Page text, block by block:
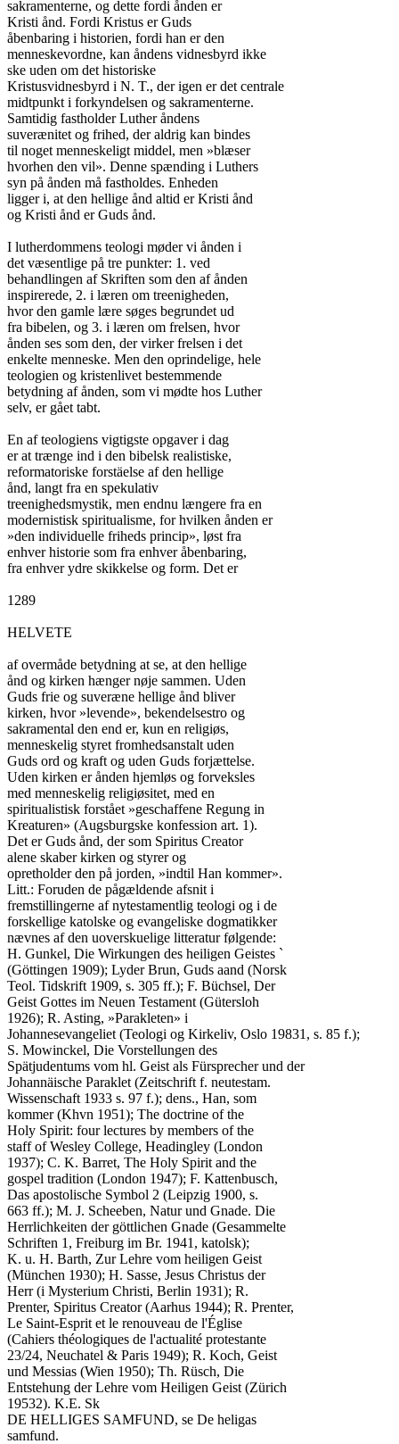
sakramenterne, og dette fordi ånden er
Kristi ånd. Fordi Kristus er Guds
åbenbaring i historien, fordi han er den
menneskevordne, kan åndens vidnesbyrd ikke
ske uden om det historiske
Kristusvidnesbyrd i N. T., der igen er det centrale
midtpunkt i forkyndelsen og sakramenterne.
Samtidig fastholder Luther åndens
suverænitet og frihed, der aldrig kan bindes
til noget menneskeligt middel, men »blæser
hvorhen den vil». Denne spænding i Luthers
syn på ånden må fastholdes. Enheden
ligger i, at den hellige ånd altid er Kristi ånd
og Kristi ånd er Guds ånd.
I lutherdommens teologi møder vi ånden i
det væsentlige på tre punkter: 1. ved
behandlingen af Skriften som den af ånden
inspirerede, 2. i læren om treenigheden,
hvor den gamle lære søges begrundet ud
fra bibelen, og 3. i læren om frelsen, hvor
ånden ses som den, der virker frelsen i det
enkelte menneske. Men den oprindelige, hele
teologien og kristenlivet bestemmende
betydning af ånden, som vi mødte hos Luther
selv, er gået tabt.
En af teologiens vigtigste opgaver i dag
er at trænge ind i den bibelsk realistiske,
reformatoriske forstäelse af den hellige
ånd, langt fra en spekulativ
treenighedsmystik, men endnu længere fra en
modernistisk spiritualisme, for hvilken ånden er
»den individuelle friheds princip», løst fra
enhver historie som fra enhver åbenbaring,
fra enhver ydre skikkelse og form. Det er
1289
HELVETE
af overmåde betydning at se, at den hellige
ånd og kirken hænger nøje sammen. Uden
Guds frie og suveræne hellige ånd bliver
kirken, hvor »levende», bekendelsestro og
sakramental den end er, kun en religiøs,
menneskelig styret fromhedsanstalt uden
Guds ord og kraft og uden Guds forjættelse.
Uden kirken er ånden hjemløs og forveksles
med menneskelig religiøsitet, med en
spiritualistisk forstået »geschaffene Regung in
Kreaturen» (Augsburgske konfession art. 1).
Det er Guds ånd, der som Spiritus Creator
alene skaber kirken og styrer og
opretholder den på jorden, »indtil Han kommer».
Litt.: Foruden de pågældende afsnit i
fremstillingerne af nytestamentlig teologi og i de
forskellige katolske og evangeliske dogmatikker
nævnes af den uoverskuelige litteratur følgende:
H. Gunkel, Die Wirkungen des heiligen Geistes `
(Göttingen 1909); Lyder Brun, Guds aand (Norsk
Teol. Tidskrift 1909, s. 305 ff.); F. Büchsel, Der
Geist Gottes im Neuen Testament (Gütersloh
1926); R. Asting, »Parakleten» i
Johannesevangeliet (Teologi og Kirkeliv, Oslo 19831, s. 85 f.);
S. Mowinckel, Die Vorstellungen des
Spätjudentums vom hl. Geist als Fürsprecher und der
Johannäische Paraklet (Zeitschrift f. neutestam.
Wissenschaft 1933 s. 97 f.); dens., Han, som
kommer (Khvn 1951); The doctrine of the
Holy Spirit: four lectures by members of the
staff of Wesley College, Headingley (London
1937); C. K. Barret, The Holy Spirit and the
gospel tradition (London 1947); F. Kattenbusch,
Das apostolische Symbol 2 (Leipzig 1900, s.
663 ff.); M. J. Scheeben, Natur und Gnade. Die
Herrlichkeiten der göttlichen Gnade (Gesammelte
Schriften 1, Freiburg im Br. 1941, katolsk);
K. u. H. Barth, Zur Lehre vom heiligen Geist
(München 1930); H. Sasse, Jesus Christus der
Herr (i Mysterium Christi, Berlin 1931); R.
Prenter, Spiritus Creator (Aarhus 1944); R. Prenter,
Le Saint-Esprit et le renouveau de l'Église
(Cahiers théologiques de l'actualité protestante
23/24, Neuchatel & Paris 1949); R. Koch, Geist
und Messias (Wien 1950); Th. Rüsch, Die
Entstehung der Lehre vom Heiligen Geist (Zürich
19532). K.E. Sk
DE HELLIGES SAMFUND, se De heligas
samfund.